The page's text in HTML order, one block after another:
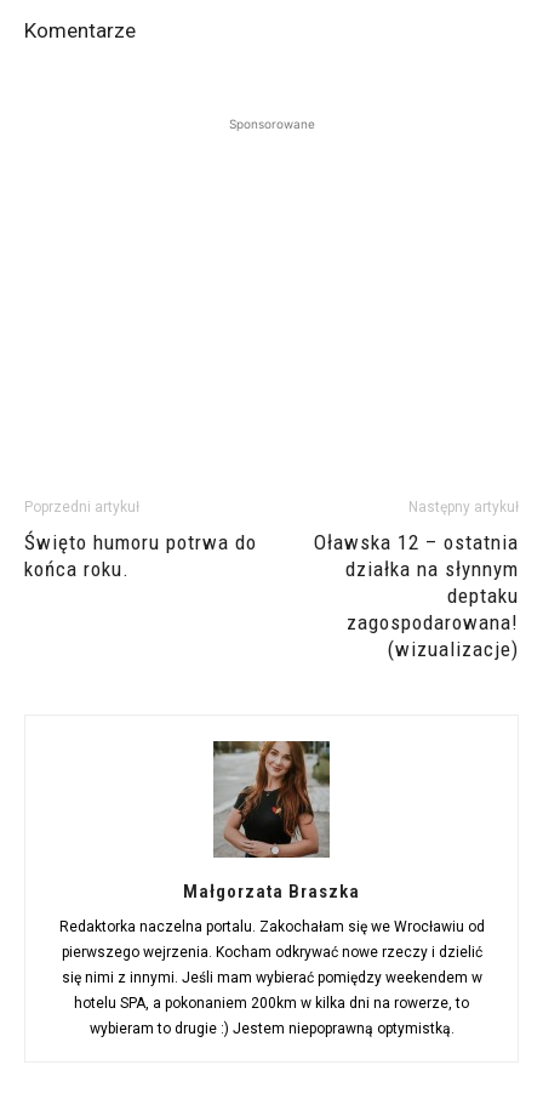
Komentarze
Sponsorowane
Poprzedni artykuł
Święto humoru potrwa do
końca roku.
Następny artykuł
Oławska 12 – ostatnia
działka na słynnym
deptaku
zagospodarowana!
(wizualizacje)
Małgorzata Braszka
Redaktorka naczelna portalu. Zakochałam się we Wrocławiu od
pierwszego wejrzenia. Kocham odkrywać nowe rzeczy i dzielić
się nimi z innymi. Jeśli mam wybierać pomiędzy weekendem w
hotelu SPA, a pokonaniem 200km w kilka dni na rowerze, to
wybieram to drugie :) Jestem niepoprawną optymistką.